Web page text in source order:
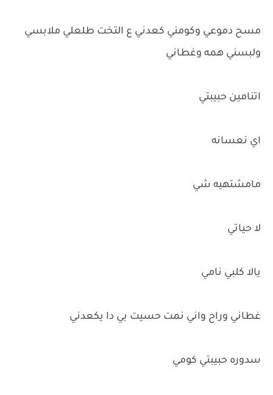
مسح دموعي وكومني كعدني ع التخت طلعلي ملابسي
ولبسني همه وغطاني
اتنامين حبيبتي
اي نعسانه
مامشتهيه شي
لا حياتي
يالا كلبي نامي
غطاني وراح واني نمت حسيت بي دا يكعدني
سدوره حبيبتي كومي